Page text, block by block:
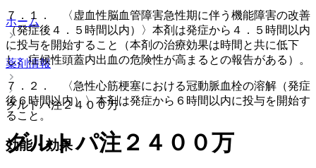
７．１． 〈虚血性脳血管障害急性期に伴う機能障害の改善
（発症後４．５時間以内）〉本剤は発症から４．５時間以内
に投与を開始すること（本剤の治療効果は時間と共に低下
し、症候性頭蓋内出血の危険性が高まるとの報告がある）。
７．２． 〈急性心筋梗塞における冠動脈血栓の溶解（発症
後６時間以内）〉本剤は発症から６時間以内に投与を開始す
ること。
効能・効果
ホーム
薬剤情報
グルトパ注２４００万
グルトパ注２４００万